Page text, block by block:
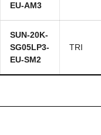
EU-AM3
SUN-20K-
SG05LP3-
EU-SM2
TRI